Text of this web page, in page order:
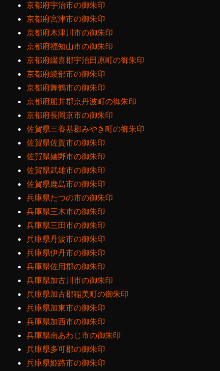
京都府宇治市の御朱印
京都府宮津市の御朱印
京都府木津川市の御朱印
京都府福知山市の御朱印
京都府綴喜郡宇治田原町の御朱印
京都府綾部市の御朱印
京都府舞鶴市の御朱印
京都府船井郡京丹波町の御朱印
京都府長岡京市の御朱印
佐賀県三養基郡みやき町の御朱印
佐賀県佐賀市の御朱印
佐賀県嬉野市の御朱印
佐賀県武雄市の御朱印
佐賀県鹿島市の御朱印
兵庫県たつの市の御朱印
兵庫県三木市の御朱印
兵庫県三田市の御朱印
兵庫県丹波市の御朱印
兵庫県伊丹市の御朱印
兵庫県佐用郡の御朱印
兵庫県加古川市の御朱印
兵庫県加古郡稲美町の御朱印
兵庫県加東市の御朱印
兵庫県加西市の御朱印
兵庫県南あわじ市の御朱印
兵庫県多可郡の御朱印
兵庫県姫路市の御朱印